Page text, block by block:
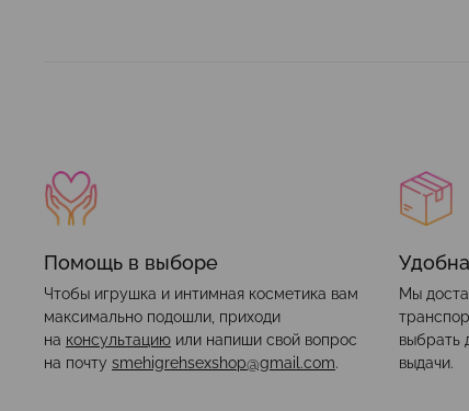
Помощь в выборе
Чтобы игрушка и интимная косметика вам
максимально подошли, приходи
на консультацию или напиши свой вопрос
на почту smehigrehsexshop@gmail.com.
Мы
выбрать
выдачи.